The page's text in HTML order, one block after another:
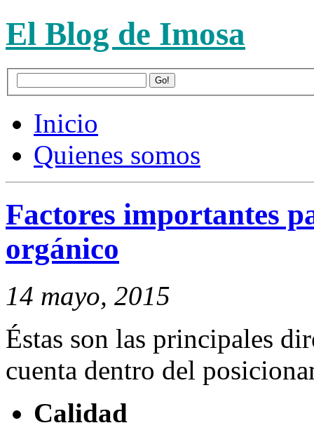
El Blog de Imosa
Inicio
Quienes somos
Factores importantes
orgánico
14 mayo, 2015
Éstas son las principales
cuenta dentro del
Calidad